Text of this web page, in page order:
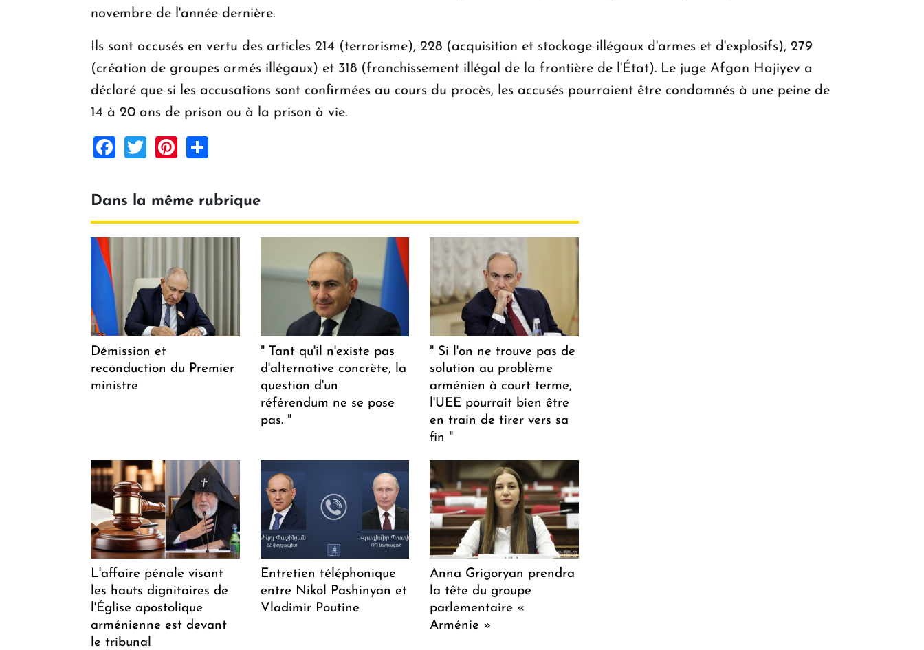
novembre de l'année dernière.
Ils sont accusés en vertu des articles 214 (terrorisme), 228 (acquisition et stockage illégaux d'armes et d'explosifs), 279
(création de groupes armés illégaux) et 318 (franchissement illégal de la frontière de l'État). Le juge Afgan Hajiyev a
déclaré que si les accusations sont confirmées au cours du procès, les accusés pourraient être condamnés à une peine de
14 à 20 ans de prison ou à la prison à vie.
Facebook
TwitterPinterest
Dans la même rubrique
Démission et
reconduction du Premier
ministre
" Tant qu'il n'existe pas
d'alternative concrète, la
question d'un
référendum ne se pose
pas. "
" Si l'on ne trouve pas de
solution au problème
arménien à court terme,
l'UEE pourrait bien être
en train de tirer vers sa
fin "
L'affaire pénale visant
les hauts dignitaires de
l'Église apostolique
arménienne est devant
le tribunal
Entretien téléphonique
entre Nikol Pashinyan et
Vladimir Poutine
Anna Grigoryan prendra
la tête du groupe
parlementaire «
Arménie »